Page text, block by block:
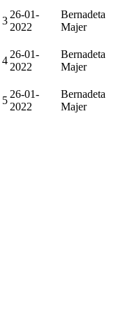
3
26-01-
2022
Bernadeta
Majer
4
26-01-
2022
Bernadeta
Majer
5
26-01-
2022
Bernadeta
Majer